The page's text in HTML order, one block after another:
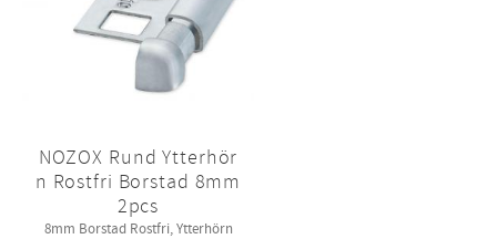
NOZOX Rund Ytterhör
n Rostfri Borstad 8mm
2pcs
8mm Borstad Rostfri, Ytterhörn